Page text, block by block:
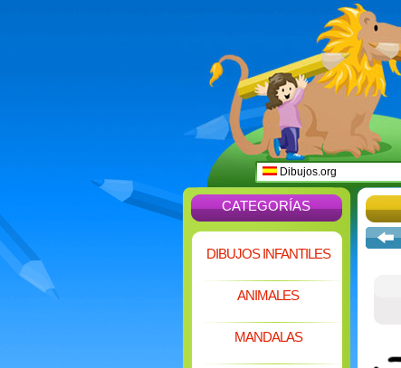
Dibujos.org
CATEGORÍAS
DIBUJOS INFANTILES
ANIMALES
MANDALAS